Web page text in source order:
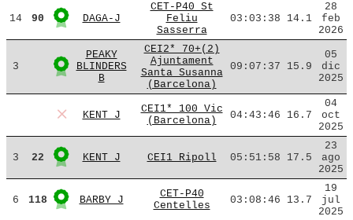
14 90 DAGA-J
CET-P40 St
Feliu
Sasserra
03:03:38 14.1
28
feb
2026
3
PEAKY
BLINDERS
B
CEI2* 70+(2)
Ajuntament
Santa Susanna
(Barcelona)
09:07:37 15.9
05
dic
2025
KENT J
CEI1* 100 Vic
(Barcelona)
04:43:46 16.7
04
oct
2025
3 22 KENT J CEI1 Ripoll 05:51:58 17.5
23
ago
2025
6 118 BARBY J
CET-P40
Centelles
03:08:46 13.7
19
jul
2025